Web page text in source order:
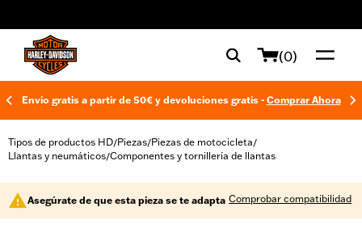
(0)
Envío gratis a partir de 50€ y devoluciones gratis - Comprar Ahora
Tipos de productos HD/Piezas/Piezas de motocicleta/
Llantas y neumáticos/Componentes y tornillería de llantas
Asegúrate de que esta pieza se te adapta Comprobar compatibilidad